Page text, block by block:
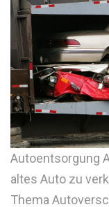
Autoentsorgung
altes Auto zu
Thema